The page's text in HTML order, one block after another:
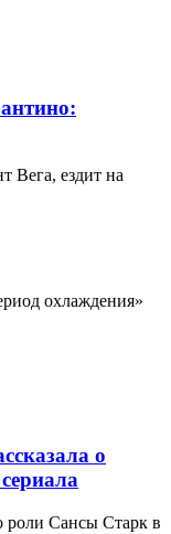
Вега, ездит на
охлаждения»
о
роли Сансы Старк в